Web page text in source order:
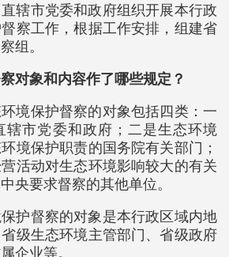
辖市党委和政府组织开展本行政
察工作，根据工作安排，组建省
组。
对象和内容作了哪些规定？
境保护督察的对象包括四类：一
辖市党委和政府；二是生态环境
境保护职责的国务院有关部门；
活动对生态环境影响较大的有关
央要求督察的其他单位。
护督察的对象是本行政区域内地
级生态环境主管部门、省级政府
企业等。